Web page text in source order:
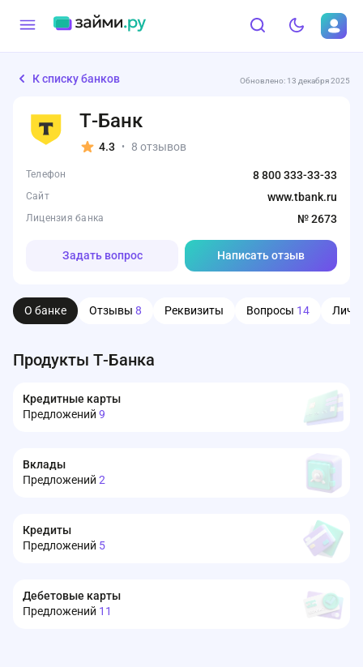
К списку банков Обновлено: 13 декабря 2025
Т-Банк
4.3 • 8 отзывов
Телефон 8 800 333-33-33
Сайт www.tbank.ru
Лицензия банка № 2673
Задать вопрос Написать отзыв
О банке Отзывы 8 Реквизиты Вопросы 14
Продукты Т-Банка
Кредитные карты
Предложений 9
Вклады
Предложений 2
Кредиты
Предложений 5
Дебетовые карты
Предложений 11